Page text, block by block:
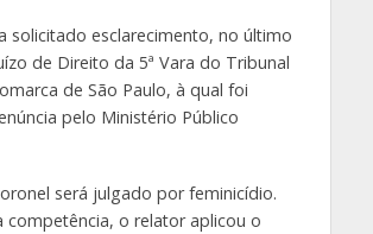
solicitado esclarecimento, no último
de Direito da 5ª Vara do Tribunal
de São Paulo, à qual foi
pelo Ministério Público
será julgado por feminicídio.
competência, o relator aplicou o